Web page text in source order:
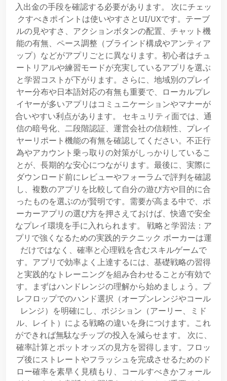
入出金の手段を確認する必要があります。 次にチェッ
クすべきポイントは使いやすさとUI/UXです。テーブ
ルの見やすさ、アクションボタンの配置、チャット機
能の有無、ペース調整（ブラインド構成やアンティア
ップ）などがアプリごとに異なります。初心者はチュ
ートリアルや練習モードが充実しているアプリを選ぶ
と学習コストが下がります。さらに、地域別のプレイ
ヤー分布や日本語対応の有無も重要で、ローカルプレ
イヤーが多いアプリはコミュニケーションやマナーが
合いやすい利点があります。 セキュリティ面では、通
信の暗号化、二段階認証、運営会社の信頼性、プレイ
ヤーリポート機能の有無を確認してください。不正行
為やアカウント乗っ取りの対策がしっかりしているこ
とが、長期的な安心につながります。最後に、実際に
ダウンロード前にレビューやフォーラムで評判を確認
し、複数のアプリを比較して自分の遊び方や目的に合
ったものを選ぶのが賢明です。需要が高まる中で、ポ
ーカーアプリの選び方を押さえておけば、快適で安全
なプレイ環境を手に入れられます。 戦略と学習法：ア
プリで強くなるための実践的テクニック ポーカーは運
だけではなく、確率と心理戦を含むスキルゲームで
す。アプリで効率よく上達するには、基礎戦略の習得
と実践的なトレーニングを組み合わせることが有効で
す。まずはハンドレンジの理解から始めましょう。プ
レフロップでのハンド選択（オープンレンジやコール
レンジ）を明確にし、ポジション（アーリー、ミド
ル、レイト）による戦略の違いを身につけます。これ
ができれば無駄なチップの投入を減らせます。 次に、
確率計算とポットオッズの見方を習得します。フロッ
プ後にストレートやフラッシュを完成させるためのド
ロー確率を素早く見積もり、コールすべきかフォール